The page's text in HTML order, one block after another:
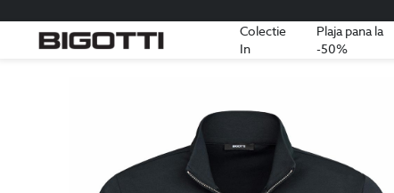
Colectie
In
Plaja pana la
-50%